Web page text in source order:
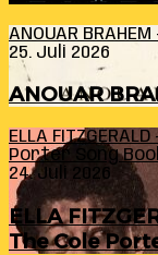
ANOUAR
25. Juli 2026
ANOUAR
ELLA
Porter Song
24. Juli 2026
ELLA
The Cole